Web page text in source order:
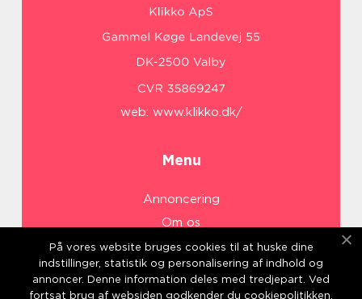
web: www.klikko.dk/
Menu
Annoncering
Om os
Cookies
Kontakt os
Sitemap
På vores website bruges cookies til at huske dine
indstillinger, statistik og personalisering af indhold og
annoncer. Denne information deles med tredjepart. Ved
fortsat brug af websiden godkender du cookiepolitikken.